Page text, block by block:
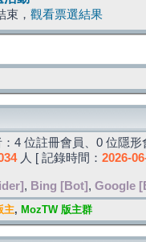
束， 觀看票選結果
4 位註冊會員、0 位隱
人 [ 記錄時間： 2026-
, Bing [Bot] , Google
主, MozTW 版主群